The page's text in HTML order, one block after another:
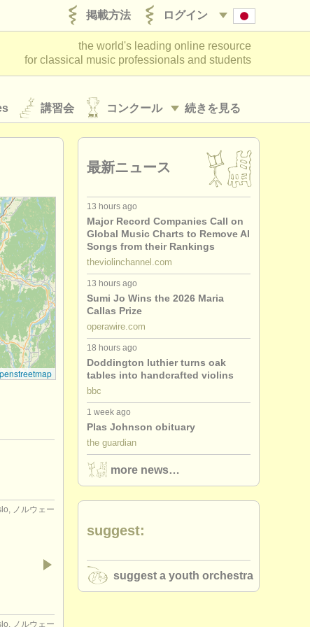
ログイン
掲載方法
the world's leading online resource
for classical music professionals and students
続きを見る
講習会 コンクール
ノルウェー
ノルウェー
最新ニュース
13 hours ago
Major Record Companies Call on
Global Music Charts to Remove AI
Songs from their Rankings
theviolinchannel.com
13 hours ago
Sumi Jo Wins the 2026 Maria
Callas Prize
operawire.com
18 hours ago
Doddington luthier turns oak
tables into handcrafted violins
bbc
1 week ago
Plas Johnson obituary
the guardian
more news…
suggest:
suggest a youth orchestra